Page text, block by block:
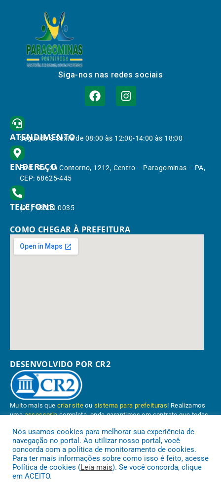
Siga-nos nas redes sociais
ATENDIMENTO
Segunda à Sexta de 08:00 às 12:00-14:00 às 18:00
ENDEREÇO
End.: Av. do Contorno, 1212, Centro – Paragominas – PA,
CEP: 68625-445
TELEFONE
(91) 98309-0035
COMO CHEGAR À PREFEITURA
DESENVOLVIDO POR CR2
Muito mais quecriar site ou sistema para prefeituras! Realizamos
umaassessoriacompleta, onde garantimos em contrato que todas
Conheça oPNTP e oRadar da Transparência Pública
Nós usamos cookies para melhorar sua experiência de
navegação no portal. Ao utilizar nosso portal, você
concorda com a política de monitoramento de cookies.
Para ter mais informações sobre como isso é feito, acesse
Política de cookies (Leia mais). Se você concorda, clique
em ACEITO.